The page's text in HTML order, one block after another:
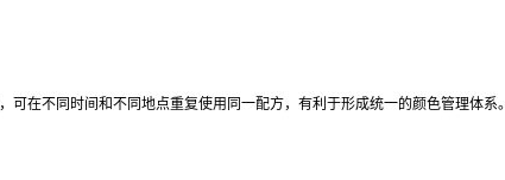
在不同时间和不同地点重复使用同一配方，有利于形成统一的颜色管理体系。